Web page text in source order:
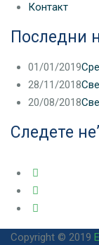
Контакт
Последни
01/01/2019
28/11/2018
20/08/2018
Следете не’
Copyright © 2019